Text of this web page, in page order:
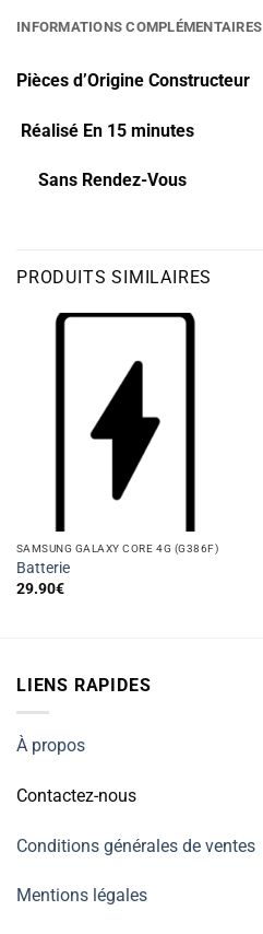
INFORMATIONS COMPLÉMENTAIRES
Pièces d’Origine Constructeur
Réalisé En 15 minutes
Sans Rendez-Vous
PRODUITS SIMILAIRES
SAMSUNG GALAXY CORE 4G (G386F)
Batterie
29.90€
LIENS RAPIDES
À propos
Contactez-nous
Conditions générales de ventes
Mentions légales